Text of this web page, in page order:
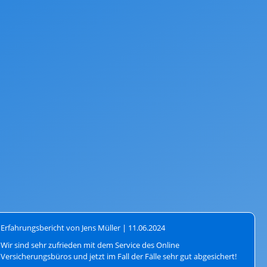
Erfahrungsbericht von Jens Müller | 11.06.2024
Wir sind sehr zufrieden mit dem Service des Online
Versicherungsbüros und jetzt im Fall der Fälle sehr gut abgesichert!